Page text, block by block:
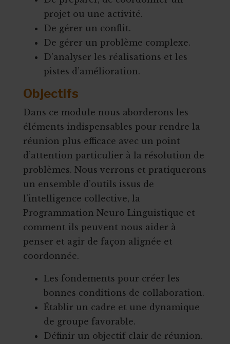
projet ou une activité.
De gérer un conflit.
De gérer un problème complexe.
D'analyser les réalisations et les
pistes d’amélioration.
Objectifs
Dans ce module nous aborderons les
éléments indispensables pour rendre la
réunion plus efficace avec un point
d’attention particulier à la résolution de
problèmes. Nous verrons et pratiquerons
un ensemble d’outils issus de
l’intelligence collective, la
Programmation Neuro Linguistique et
comment ils peuvent nous aider à
penser et agir de façon alignée et
coordonnée.
Les fondements pour créer les
bonnes conditions de collaboration.
Établir un cadre et une dynamique
de groupe favorable.
Définir un objectif clair de réunion.